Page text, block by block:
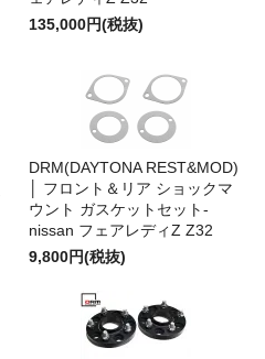
135,000円(税抜)
DRM(DAYTONA REST&MOD)
│ フロント＆リア ショックマ
ウント ガスケットセット-
nissan フェアレディZ Z32
9,800円(税抜)